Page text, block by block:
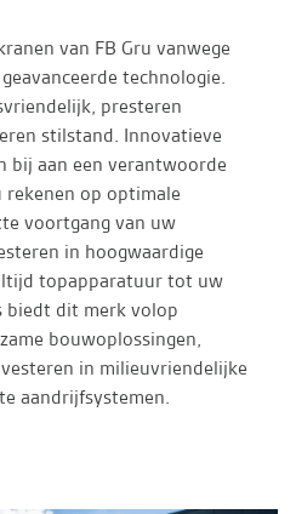
van FB Gru vanwege
technologie.
presteren
stilstand. Innovatieve
bij aan een verantwoorde
op optimale
voortgang van uw
in hoogwaardige
topapparatuur tot uw
biedt dit merk volop
bouwoplossingen,
in milieuvriendelijke
aandrijfsystemen.